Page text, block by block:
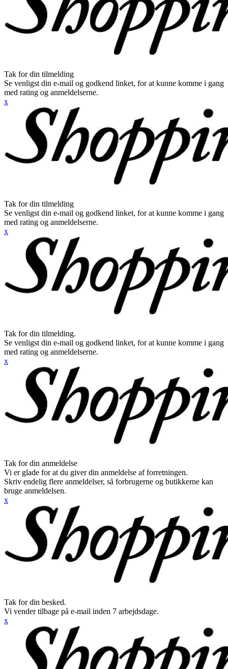
Tak for din tilmelding
Se venligst din e-mail og godkend linket, for at kunne komme i gang
med rating og anmeldelserne.
x
Tak for din tilmelding
Se venligst din e-mail og godkend linket, for at kunne komme i gang
med rating og anmeldelserne.
x
Tak for din tilmelding.
Se venligst din e-mail og godkend linket, for at kunne komme i gang
med rating og anmeldelserne.
x
Tak for din anmeldelse
Vi er glade for at du giver din anmeldelse af forretningen.
Skriv endelig flere anmeldelser, så forbrugerne og butikkerne kan
bruge anmeldelsen.
x
Tak for din besked.
Vi vender tilbage på e-mail inden 7 arbejdsdage.
x